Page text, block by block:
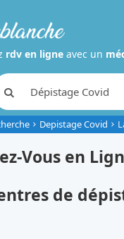
rdv en ligneavec un
Depistage Covid
Vous en
de